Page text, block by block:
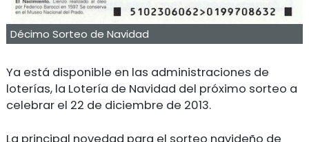
Décimo Sorteo de Navidad
Ya está disponible en las administraciones de
loterías, la Lotería de Navidad del próximo sorteo a
celebrar el 22 de diciembre de 2013.
La principal novedad para el sorteo navideño de